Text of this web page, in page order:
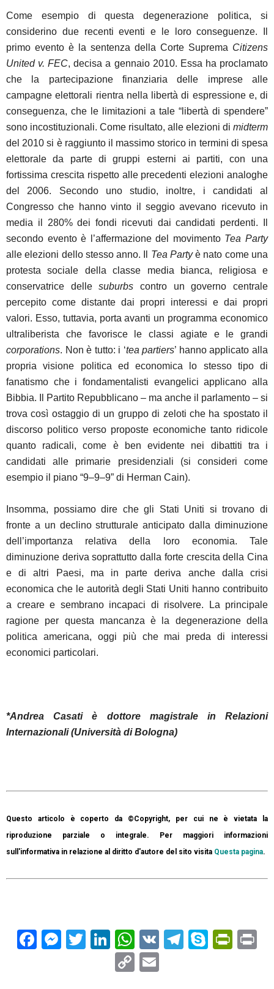
Come esempio di questa degenerazione politica, si
considerino due recenti eventi e le loro conseguenze. Il
primo evento è la sentenza della Corte Suprema Citizens
United v. FEC, decisa a gennaio 2010. Essa ha proclamato
che la partecipazione finanziaria delle imprese alle
campagne elettorali rientra nella libertà di espressione e, di
conseguenza, che le limitazioni a tale “libertà di spendere”
sono incostituzionali. Come risultato, alle elezioni di midterm
del 2010 si è raggiunto il massimo storico in termini di spesa
elettorale da parte di gruppi esterni ai partiti, con una
fortissima crescita rispetto alle precedenti elezioni analoghe
del 2006. Secondo uno studio, inoltre, i candidati al
Congresso che hanno vinto il seggio avevano ricevuto in
media il 280% dei fondi ricevuti dai candidati perdenti. Il
secondo evento è l’affermazione del movimento Tea Party
alle elezioni dello stesso anno. Il Tea Partyè nato come una
protesta sociale della classe media bianca, religiosa e
conservatrice dellesuburbs contro un governo centrale
percepito come distante dai propri interessi e dai propri
valori. Esso, tuttavia, porta avanti un programma economico
ultraliberista che favorisce le classi agiate e le grandi
corporations. Non è tutto: i ‘tea partiers’ hanno applicato alla
propria visione politica ed economica lo stesso tipo di
fanatismo che i fondamentalisti evangelici applicano alla
Bibbia. Il Partito Repubblicano – ma anche il parlamento – si
trova così ostaggio di un gruppo di zeloti che ha spostato il
discorso politico verso proposte economiche tanto ridicole
quanto radicali, come è ben evidente nei dibattiti tra i
candidati alle primarie presidenziali (si consideri come
esempio il piano “9–9–9” di Herman Cain).
Insomma, possiamo dire che gli Stati Uniti si trovano di
fronte a un declino strutturale anticipato dalla diminuzione
dell’importanza relativa della loro economia. Tale
diminuzione deriva soprattutto dalla forte crescita della Cina
e di altri Paesi, ma in parte deriva anche dalla crisi
economica che le autorità degli Stati Uniti hanno contribuito
a creare e sembrano incapaci di risolvere. La principale
ragione per questa mancanza è la degenerazione della
politica americana, oggi più che mai preda di interessi
economici particolari.
*Andrea Casati è dottore magistrale in Relazioni
Internazionali (Università di Bologna)
Questo articolo è coperto da ©Copyright, per cui ne è vietata la
riproduzione parziale o integrale. Per maggiori informazioni
sull'informativa in relazione al diritto d'autore del sito visita Questa pagina.
Facebook
Messenger
TwitterLinkedIn
WhatsApp
VK Telegram
Skype
Copy